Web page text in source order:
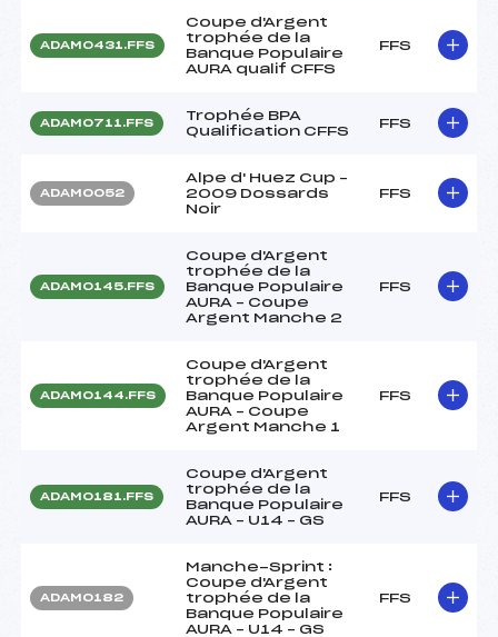
ADAM0431.FFS
Coupe d'Argent
trophée de la
Banque Populaire
AURA qualif CFFS
FFS
ADAM0711.FFS
Trophée BPA
Qualification CFFS
FFS
ADAM0052
Alpe d' Huez Cup –
2009 Dossards
Noir
FFS
ADAM0145.FFS
Coupe d'Argent
trophée de la
Banque Populaire
AURA – Coupe
Argent Manche 2
FFS
ADAM0144.FFS
Coupe d'Argent
trophée de la
Banque Populaire
AURA – Coupe
Argent Manche 1
FFS
ADAM0181.FFS
Coupe d'Argent
trophée de la
Banque Populaire
AURA – U14 – GS
FFS
ADAM0182
Manche-Sprint :
Coupe d'Argent
trophée de la
Banque Populaire
AURA – U14 – GS
FFS